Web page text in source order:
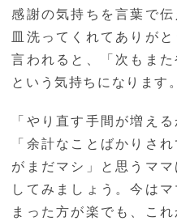
感謝の気持ちを言葉で
皿洗ってくれてありが
言われると、「次もま
という気持ちになります。
「やり直す手間が増え
「余計なことばかりさ
がまだマシ」と思うマ
してみましょう。今は
まった方が楽でも、こ